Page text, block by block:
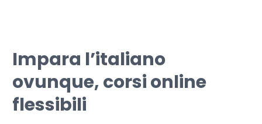
Impara l’italiano
ovunque, corsi online
flessibili